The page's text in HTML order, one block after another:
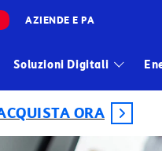
AZIENDE E PA
Soluzioni Digitali